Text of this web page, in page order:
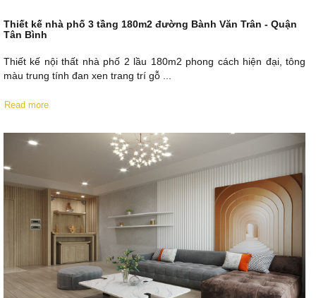
Thiết kế nhà phố 3 tầng 180m2 đường Bành Văn Trân - Quận
Tân Bình
Thiết kế nội thất nhà phố 2 lầu 180m2 phong cách hiện đại, tông
màu trung tính đan xen trang trí gỗ ...
Read more